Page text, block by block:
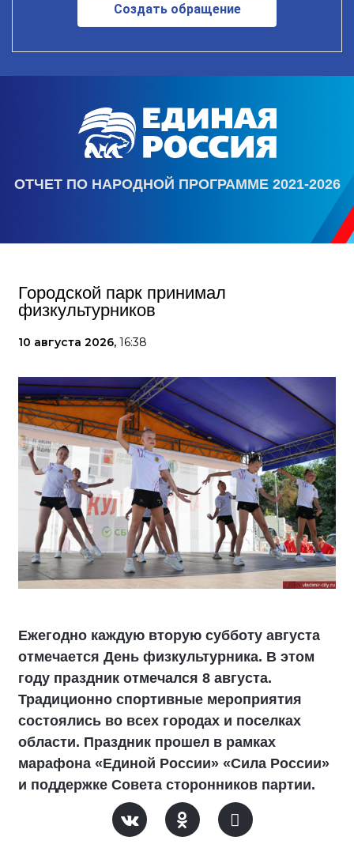
Создать обращение
ОТЧЕТ ПО НАРОДНОЙ ПРОГРАММЕ 2021-2026
Городской парк принимал
физкультурников
10 августа 2026, 16:38
Ежегодно каждую вторую субботу августа
отмечается День физкультурника. В этом
году праздник отмечался 8 августа.
Традиционно спортивные мероприятия
состоялись во всех городах и поселках
области. Праздник прошел в рамках
марафона «Единой России» «Сила России»
и поддержке Совета сторонников партии.